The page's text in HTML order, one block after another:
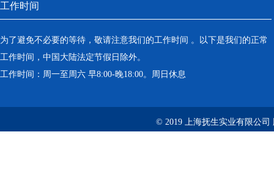
工作时间
为了避免不必要的等待，敬请注意我们的工作时间 。以下是我们的正常
工作时间，中国大陆法定节假日除外。
工作时间：周一至周六 早8:00-晚18:00。周日休息
© 2019 上海抚生实业有限公司